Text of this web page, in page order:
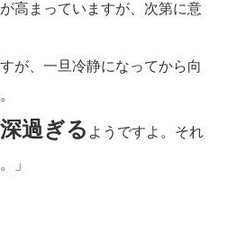
高まっていますが、次第に意
が、一旦冷静になってから向
過ぎる ようですよ。それ
」